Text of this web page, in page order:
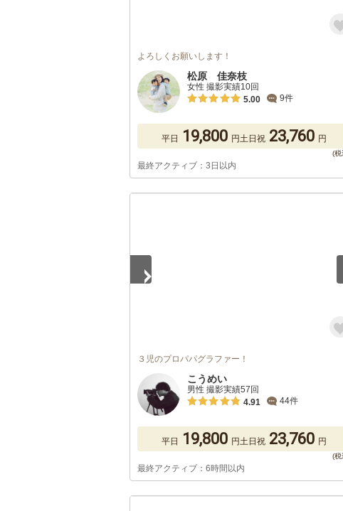
よろしくお願いします！
松原 佳奈枝
女性 撮影実績10回
5.00
9件
平日 19,800 円土日祝 23,760 円
最終アクティブ：3日以内
３児のプロパパグラファー！
こうめい
男性 撮影実績57回
4.91
44件
平日 19,800 円土日祝 23,760 円
最終アクティブ：6時間以内